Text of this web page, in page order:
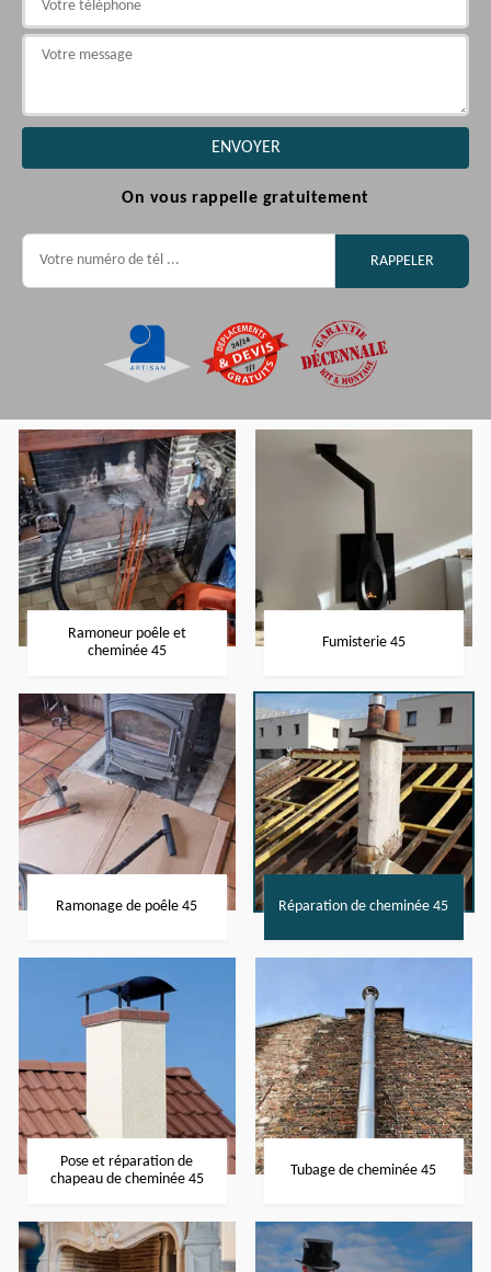
On vous rappelle gratuitement
Ramoneur poêle et
cheminée 45
Fumisterie 45
Ramonage de poêle 45 Réparation de cheminée 45
Pose et réparation de
chapeau de cheminée 45
Tubage de cheminée 45